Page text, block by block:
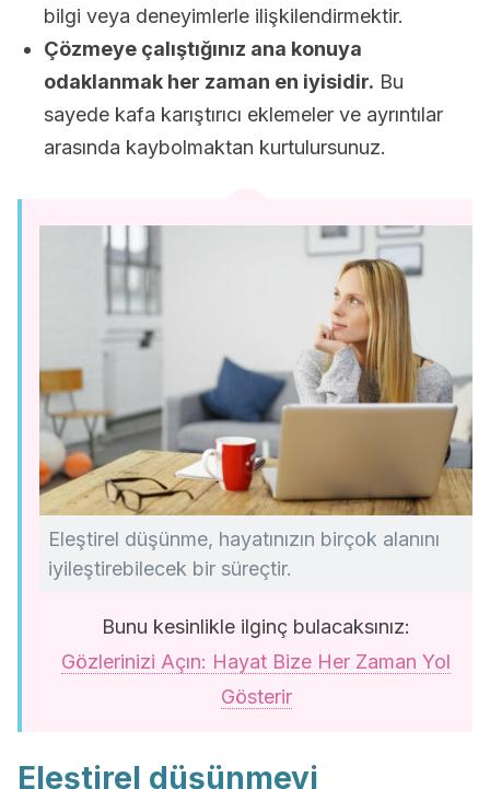
bilgi veya deneyimlerle ilişkilendirmektir.
Çözmeye çalıştığınız ana konuya
odaklanmak her zaman en iyisidir. Bu
sayede kafa karıştırıcı eklemeler ve ayrıntılar
arasında kaybolmaktan kurtulursunuz.
Eleştirel düşünme, hayatınızın birçok alanını
iyileştirebilecek bir süreçtir.
Bunu kesinlikle ilginç bulacaksınız:
Gözlerinizi Açın: Hayat Bize Her Zaman Yol
Gösterir
Eleştirel düşünmeyi